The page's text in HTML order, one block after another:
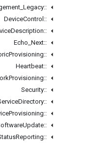
::
Legacy
::
DeviceControl
::
Description
::
Echo Next
::
Provisioning
::
Heartbeat
::
Provisioning
::
Security
::
Directory
::
Provisioning
::
Update
::
Reporting